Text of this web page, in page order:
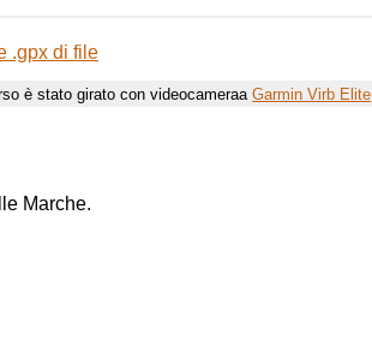
.gpx di file
è stato girato con videocameraaGarmin Virb Elite
Marche.